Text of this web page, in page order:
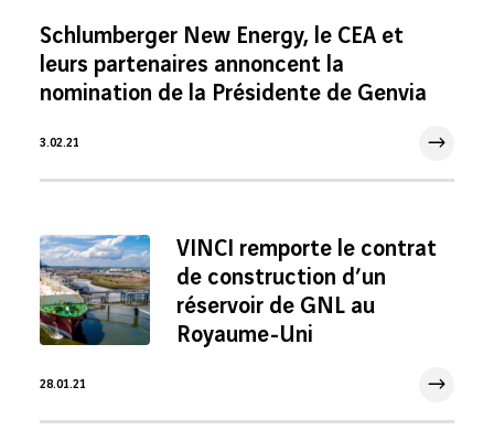
Schlumberger New Energy, le CEA et
leurs partenaires annoncent la
nomination de la Présidente de Genvia
3.02.21
VINCI remporte le contrat
de construction d’un
réservoir de GNL au
Royaume-Uni
28.01.21